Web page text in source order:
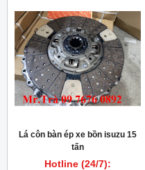
Lá côn bàn ép xe bồn isuzu 15
tấn
Hotline (24/7):